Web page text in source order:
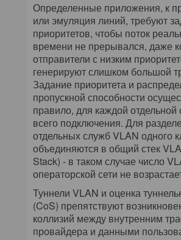
Определенные приложения, к
или эмуляция линий, требуют
приоритетов, чтобы поток
времени не прерывался, даже
отправители с низким
генерируют слишком большой
Задание приоритета и
пропускной способности
правило, для каждой
всего подключения. Для
отдельных служб VLAN одного
объединяются в общий стек
Stack) - в таком случае число
операторской сети не
Туннели VLAN и оценка
(CoS) препятствуют
коллизий между внутренним
провайдера и данными